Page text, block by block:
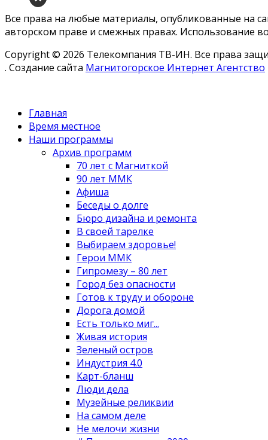
Все права на любые материалы, опубликованные на
авторском праве и смежных правах. Использование
Copyright © 2026 Телекомпания ТВ-ИН. Все права
. Создание сайта Магнитогорское Интернет Агентство
Главная
Время местное
Наши программы
Архив программ
70 лет с Магниткой
90 лет ММК
Афиша
Беседы о долге
Бюро дизайна и ремонта
В своей тарелке
Выбираем здоровье!
Герои ММК
Гипромезу – 80 лет
Город без опасности
Готов к труду и обороне
Дорога домой
Есть только миг...
Живая история
Зеленый остров
Индустрия 4.0
Карт-бланш
Люди дела
Музейные реликвии
На самом деле
Не мелочи жизни